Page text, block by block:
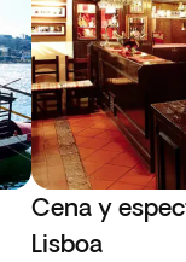
Cena y
Lisboa